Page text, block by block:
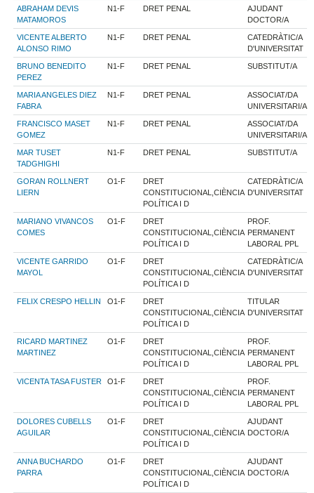
ABRAHAM DEVIS
MATAMOROS
N1-F DRET PENAL
AJUDANT
DOCTOR/A
VICENTE ALBERTO
ALONSO RIMO
N1-F DRET PENAL
CATEDRÀTIC/A
D'UNIVERSITAT
BRUNO BENEDITO
PEREZ
N1-F DRET PENAL SUBSTITUT/A
MARIA ANGELES DIEZ
FABRA
N1-F DRET PENAL
ASSOCIAT/DA
UNIVERSITARI/A
FRANCISCO MASET
GOMEZ
N1-F DRET PENAL
ASSOCIAT/DA
UNIVERSITARI/A
MAR TUSET
TADGHIGHI
N1-F DRET PENAL SUBSTITUT/A
GORAN ROLLNERT
LIERN
O1-F
DRET
CONSTITUCIONAL,CIÈNCIA
POLÍTICA I D
CATEDRÀTIC/A
D'UNIVERSITAT
MARIANO VIVANCOS
COMES
O1-F
DRET
CONSTITUCIONAL,CIÈNCIA
POLÍTICA I D
PROF.
PERMANENT
LABORAL PPL
VICENTE GARRIDO
MAYOL
O1-F
DRET
CONSTITUCIONAL,CIÈNCIA
POLÍTICA I D
CATEDRÀTIC/A
D'UNIVERSITAT
FELIX CRESPO HELLIN O1-F
DRET
CONSTITUCIONAL,CIÈNCIA
POLÍTICA I D
TITULAR
D'UNIVERSITAT
RICARD MARTINEZ
MARTINEZ
O1-F
DRET
CONSTITUCIONAL,CIÈNCIA
POLÍTICA I D
PROF.
PERMANENT
LABORAL PPL
VICENTA TASA FUSTER O1-F
DRET
CONSTITUCIONAL,CIÈNCIA
POLÍTICA I D
PROF.
PERMANENT
LABORAL PPL
DOLORES CUBELLS
AGUILAR
O1-F
DRET
CONSTITUCIONAL,CIÈNCIA
POLÍTICA I D
AJUDANT
DOCTOR/A
ANNA BUCHARDO
PARRA
O1-F
DRET
CONSTITUCIONAL,CIÈNCIA
POLÍTICA I D
AJUDANT
DOCTOR/A